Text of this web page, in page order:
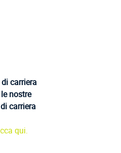
carriera
nostre
carriera
qui.